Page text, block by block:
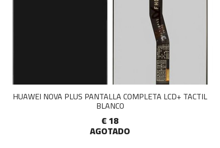
HUAWEI NOVA PLUS PANTALLA COMPLETA LCD+ TACTIL
BLANCO
€ 18
AGOTADO